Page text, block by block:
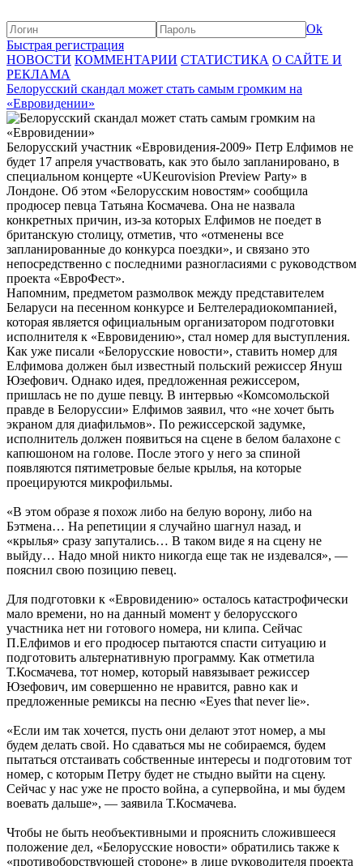
Ok
Быстрая регистрация
НОВОСТИ КОММЕНТАРИИ СТАТИСТИКА О САЙТЕ И
РЕКЛАМА
Белорусский скандал может стать самым громким на
«Евровидении»
Белорусский участник «Евровидения-2009» Петр Елфимов не
будет 17 апреля участвовать, как это было запланировано, в
специальном концерте «UKeurovision Preview Party» в
Лондоне. Об этом «Белорусским новостям» сообщила
продюсер певца Татьяна Космачева. Она не назвала
конкретных причин, из-за которых Елфимов не поедет в
британскую столицу, отметив, что «отменены все
запланированные до конкурса поездки», и связано это
непосредственно с последними разногласиями с руководством
проекта «ЕвроФест».
Напомним, предметом размолвок между представителем
Беларуси на песенном конкурсе и Белтелерадиокомпанией,
которая является официальным организатором подготовки
исполнителя к «Евровидению», стал номер для выступления.
Как уже писали «Белорусские новости», ставить номер для
Елфимова должен был известный польский режиссер Януш
Юзефович. Однако идея, предложенная режиссером,
пришлась не по душе певцу. В интервью «Комсомольской
правде в Белоруссии» Елфимов заявил, что «не хочет быть
экраном для диафильмов». По режиссерской задумке,
исполнитель должен появиться на сцене в белом балахоне с
капюшоном на голове. После этого у него за спиной
появляются пятиметровые белые крылья, на которые
проецируются микрофильмы.
«В этом образе я похож либо на белую ворону, либо на
Бэтмена… На репетиции я случайно шагнул назад, и
«крылья» сразу запутались… В таком виде я на сцену не
выйду… Надо мной никто никогда еще так не издевался», —
пояснил свою позицию певец.
Для подготовки к «Евровидению» осталось катастрофически
мало времени, но на данный момент у белорусского
участника нет ни готового номера, ни клипа. Сейчас
П.Елфимов и его продюсер пытаются спасти ситуацию и
подготовить альтернативную программу. Как отметила
Т.Космачева, тот номер, который навязывает режиссер
Юзефович, им совершенно не нравится, равно как и
предложенные ремиксы на песню «Eyes that never lie».
«Если им так хочется, пусть они делают этот номер, а мы
будем делать свой. Но сдаваться мы не собираемся, будем
пытаться отстаивать собственные интересы и подготовим тот
номер, с которым Петру будет не стыдно выйти на сцену.
Сейчас у нас уже не просто война, а супервойна, и мы будем
воевать дальше», — заявила Т.Космачева.
Чтобы не быть необъективными и прояснить сложившееся
положение дел, «Белорусские новости» обратились также к
«противоборствующей стороне» в лице руководителя проекта